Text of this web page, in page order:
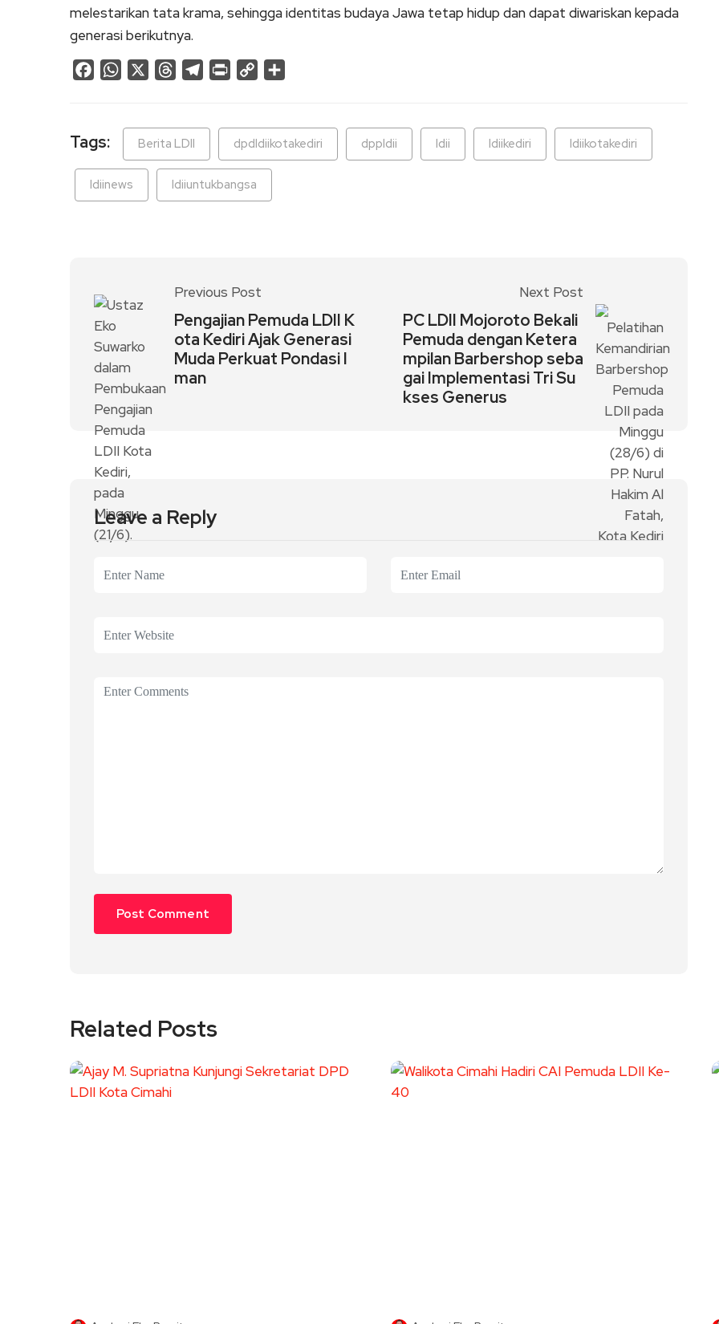
melestarikan tata krama, sehingga identitas budaya Jawa tetap hidup dan dapat diwariskan kepada
generasi berikutnya.
FacebookWhatsApp ThreadsTelegram
Print
Copy
Tags: Berita LDII dpdldiikotakediri dppldii ldii ldiikediri ldiikotakediri
ldiinews ldiiuntukbangsa
Previous Post
Pengajian Pemuda LDII K
ota Kediri Ajak Generasi
Muda Perkuat Pondasi I
man
Next Post
PC LDII Mojoroto Bekali
Pemuda dengan Ketera
mpilan Barbershop seba
gai Implementasi Tri Su
kses Generus
Leave a Reply
Related Posts